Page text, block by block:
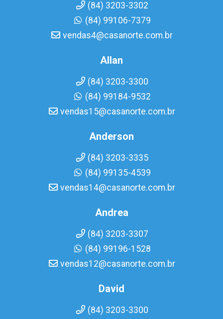
(84) 3203-3302
(84) 99106-7379
vendas4@casanorte.com.br
Allan
(84) 3203-3300
(84) 99184-9532
vendas15@casanorte.com.br
Anderson
(84) 3203-3335
(84) 99135-4539
vendas14@casanorte.com.br
Andrea
(84) 3203-3307
(84) 99196-1528
vendas12@casanorte.com.br
David
(84) 3203-3300